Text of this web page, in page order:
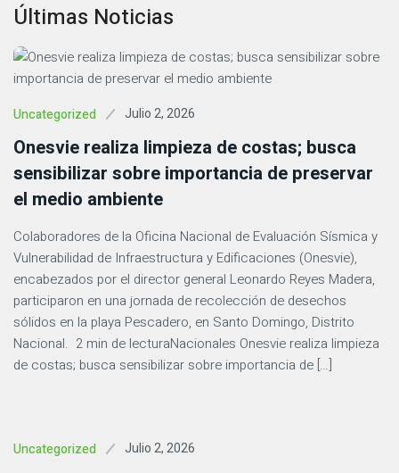
Últimas Noticias
Uncategorized Julio 2, 2026
Onesvie realiza limpieza de costas; busca
sensibilizar sobre importancia de preservar
el medio ambiente
Colaboradores de la Oficina Nacional de Evaluación Sísmica y
Vulnerabilidad de Infraestructura y Edificaciones (Onesvie),
encabezados por el director general Leonardo Reyes Madera,
participaron en una jornada de recolección de desechos
sólidos en la playa Pescadero, en Santo Domingo, Distrito
Nacional. 2 min de lecturaNacionales Onesvie realiza limpieza
de costas; busca sensibilizar sobre importancia de […]
Uncategorized Julio 2, 2026